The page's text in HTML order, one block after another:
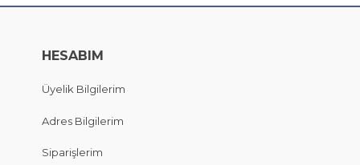
HESABIM
Üyelik Bilgilerim
Adres Bilgilerim
Siparişlerim